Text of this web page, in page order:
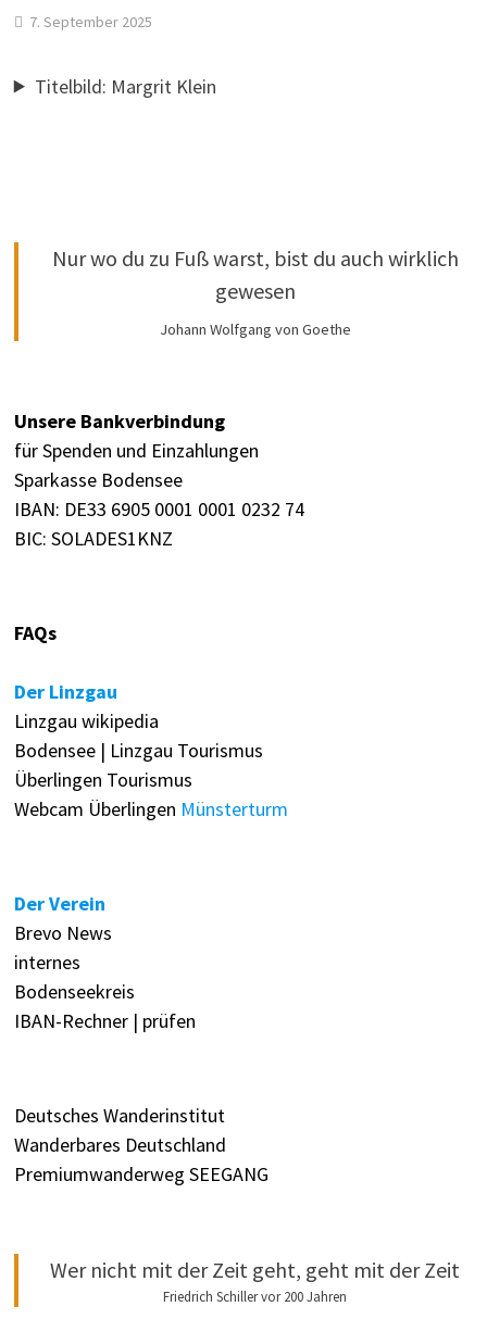
7. September 2025
Titelbild: Margrit Klein
Nur wo du zu Fuß warst, bist du auch wirklich
gewesen
Johann Wolfgang von Goethe
Unsere Bankverbindung
für Spenden und Einzahlungen
Sparkasse Bodensee
IBAN: DE33 6905 0001 0001 0232 74
BIC: SOLADES1KNZ
FAQs
Der Linzgau
Linzgau wikipedia
Bodensee | Linzgau Tourismus
Überlingen Tourismus
Webcam Überlingen Münsterturm
Der Verein
Brevo News
internes
Bodenseekreis
IBAN-Rechner | prüfen
Deutsches Wanderinstitut
Wanderbares Deutschland
Premiumwanderweg SEEGANG
Wer nicht mit der Zeit geht, geht mit der Zeit
Friedrich Schiller vor 200 Jahren